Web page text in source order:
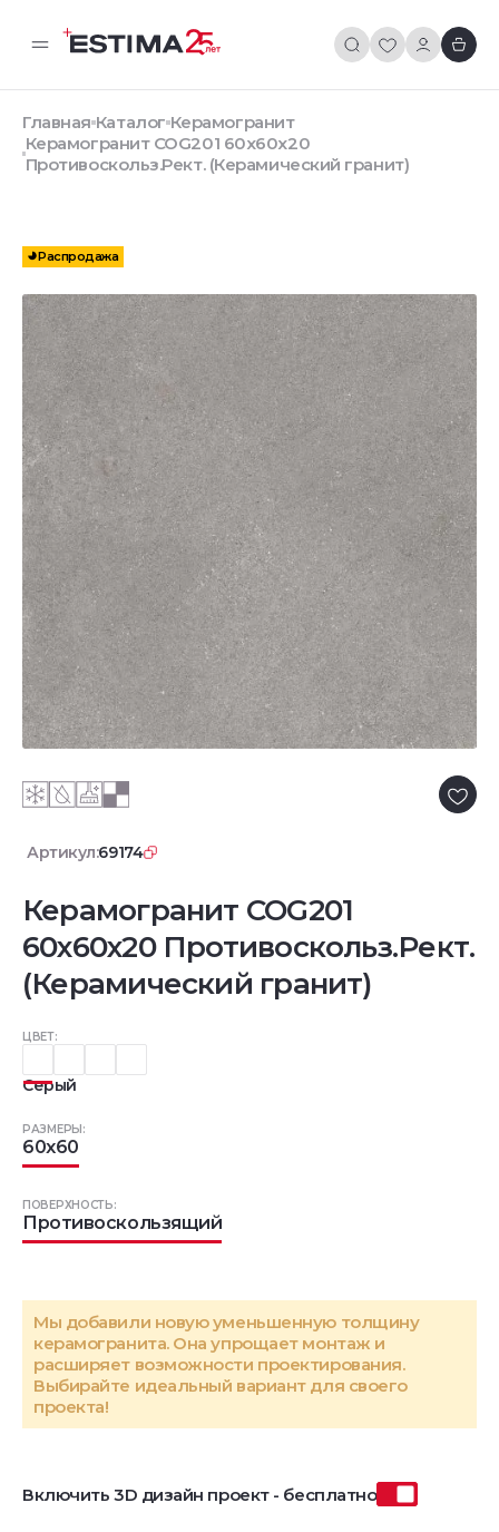
Главная Каталог Керамогранит
Керамогранит COG201 60x60x20
Противоскольз.Рект. (Керамический гранит)
Распродажа
Артикул:69174
Керамогранит COG201
60x60x20 Противоскольз.Рект.
(Керамический гранит)
ЦВЕТ:
Серый
РАЗМЕРЫ:
60x60
ПОВЕРХНОСТЬ:
Противоскользящий
Мы добавили новую уменьшенную толщину
керамогранита. Она упрощает монтаж и
расширяет возможности проектирования.
Выбирайте идеальный вариант для своего
проекта!
Включить 3D дизайн проект - бесплатно